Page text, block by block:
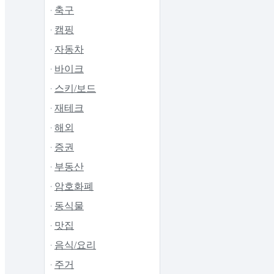
축구
캠핑
자동차
바이크
스키/보드
재테크
해외
증권
부동산
암호화폐
동식물
맛집
음식/요리
주거